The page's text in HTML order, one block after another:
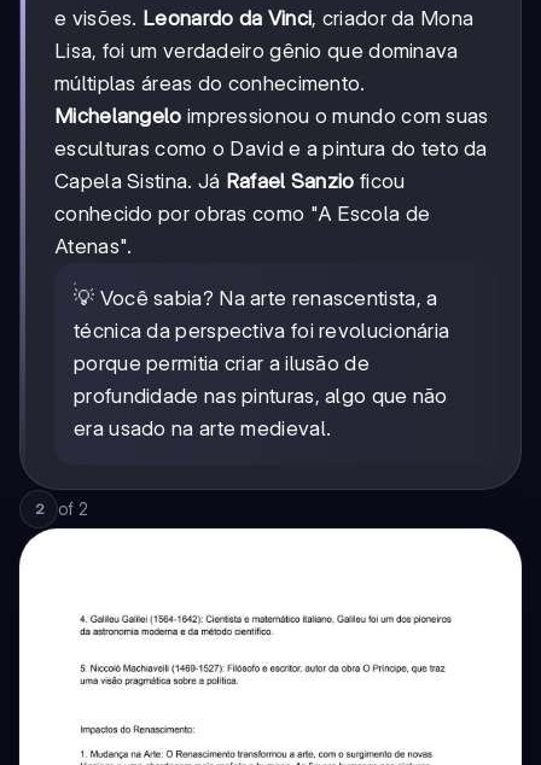
e visões. Leonardo da Vinci, criador da Mona
Lisa, foi um verdadeiro gênio que dominava
múltiplas áreas do conhecimento.
Michelangelo impressionou o mundo com suas
esculturas como o David e a pintura do teto da
Capela Sistina. Já Rafael Sanzio ficou
conhecido por obras como "A Escola de
Atenas".
💡 Você sabia? Na arte renascentista, a
técnica da perspectiva foi revolucionária
porque permitia criar a ilusão de
profundidade nas pinturas, algo que não
era usado na arte medieval.
2 of 2